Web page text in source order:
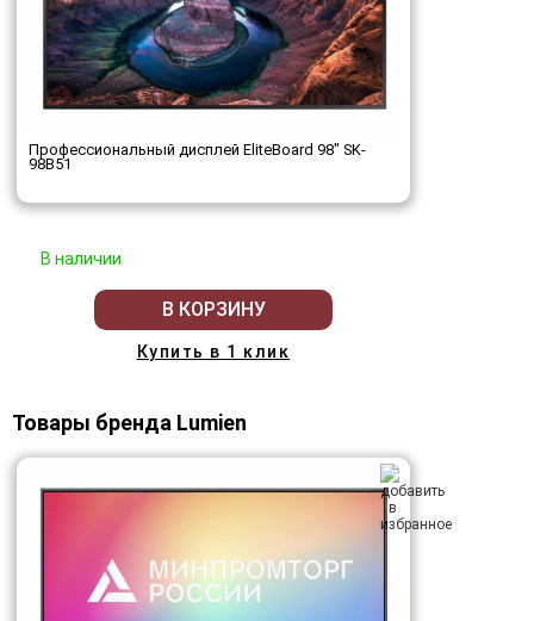
Профессиональный дисплей EliteBoard 98" SK-
98B51
В наличии
В КОРЗИНУ
Купить в 1 клик
Товары бренда Lumien